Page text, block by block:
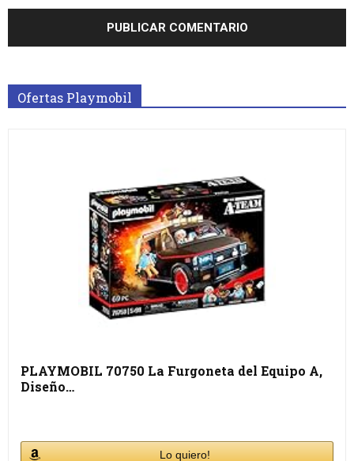
Ofertas Playmobil
PLAYMOBIL 70750 La Furgoneta del Equipo A,
Diseño…
Lo quiero!